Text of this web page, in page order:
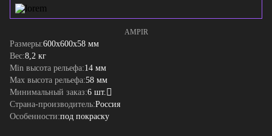
AMPIR
Размеры:600x600x58 мм
Вес:8,2 кг
Min высота рельефа:14 мм
Max высота рельефа:58 мм
Минимальный заказ:6 шт.
Страна-производитель:Россия
Особенности:под покраску